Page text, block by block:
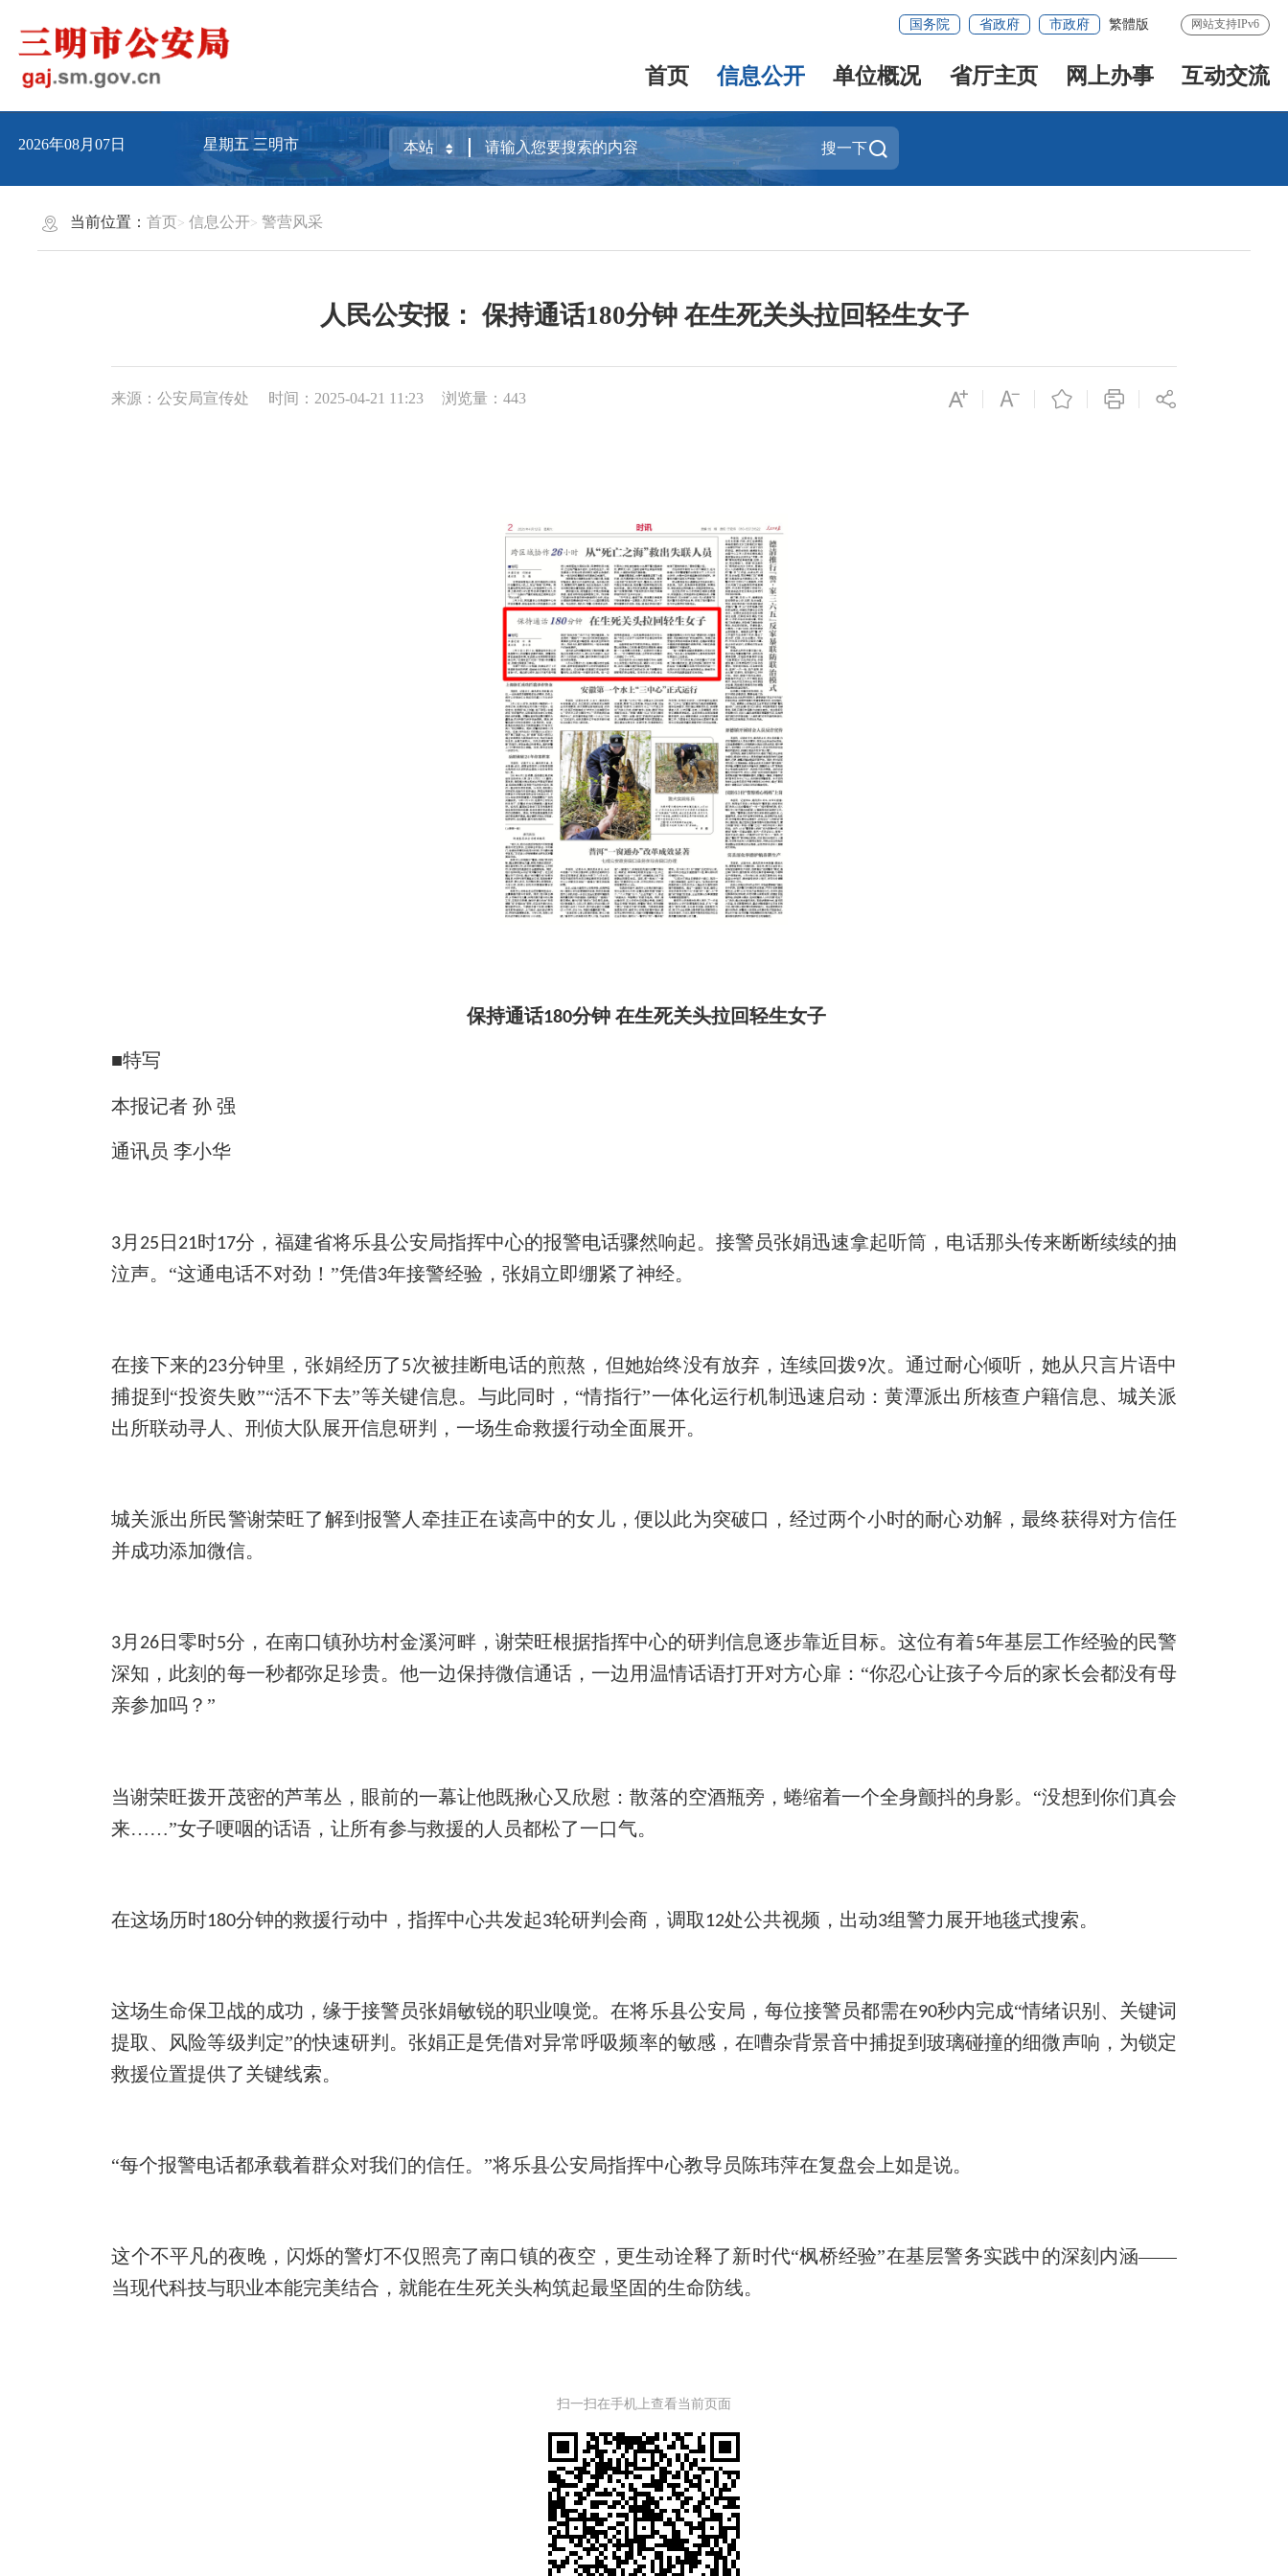
国务院 省政府 市政府 繁體版 网站支持IPv6
首页 信息公开 单位概况 省厅主页 网上办事 互动交流
2026年08月07日 星期五三明市 搜一下
当前位置：首页 信息公开 警营风采
人民公安报： 保持通话180分钟 在生死关头拉回轻生女子
来源：公安局宣传处 时间：2025-04-21 11:23 浏览量：443
保持通话180分钟 在生死关头拉回轻生女子
■特写
本报记者 孙 强
通讯员 李小华
3 月 25 日 21时17分，福建省将乐县公安局指挥中心的报警电话骤然响起。接警员张娟迅速拿起听筒，电话那头传来断断续续的抽
泣声。“这通电话不对劲！”凭借3年接警经验，张娟立即绷紧了神经。
在接下来的23分钟里，张娟经历了 5次被挂断电话的煎熬，但她始终没有放弃，连续回拨9次。通过耐心倾听，她从只言片语中
捕捉到“投资失败”“活不下去”等关键信息。与此同时，“情指行”一体化运行机制迅速启动：黄潭派出所核查户籍信息、城关派
出所联动寻人、刑侦大队展开信息研判，一场生命救援行动全面展开。
城关派出所民警谢荣旺了解到报警人牵挂正在读高中的女儿，便以此为突破口，经过两个小时的耐心劝解，最终获得对方信任
并成功添加微信。
3月 26 日零时5分，在南口镇孙坊村金溪河畔，谢荣旺根据指挥中心的研判信息逐步靠近目标。这位有着5年基层工作经验的民警
深知，此刻的每一秒都弥足珍贵。他一边保持微信通话，一边用温情话语打开对方心扉：“你忍心让孩子今后的家长会都没有母
亲参加吗？”
当谢荣旺拨开茂密的芦苇丛，眼前的一幕让他既揪心又欣慰：散落的空酒瓶旁，蜷缩着一个全身颤抖的身影。 “没想到你们真会
来……”女子哽咽的话语，让所有参与救援的人员都松了一口气。
在这场历时180分钟的救援行动中，指挥中心共发起3轮研判会商，调取 12处公共视频，出动3组警力展开地毯式搜索。
这场生命保卫战的成功，缘于接警员张娟敏锐的职业嗅觉。在将乐县公安局，每位接警员都需在90秒内完成“情绪识别、关键词
提取、风险等级判定”的快速研判。张娟正是凭借对异常呼吸频率的敏感，在嘈杂背景音中捕捉到玻璃碰撞的细微声响，为锁定
救援位置提供了关键线索。
“每个报警电话都承载着群众对我们的信任。”将乐县公安局指挥中心教导员陈玮萍在复盘会上如是说。
这个不平凡的夜晚，闪烁的警灯不仅照亮了南口镇的夜空，更生动诠释了新时代“枫桥经验”在基层警务实践中的深刻内涵——
当现代科技与职业本能完美结合，就能在生死关头构筑起最坚固的生命防线。
扫一扫在手机上查看当前页面